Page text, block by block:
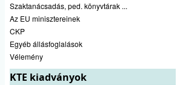
Szaktanácsadás, ped. könyvtárak ...
Az EU minisztereinek
CKP
Egyéb állásfoglalások
Vélemény
KTE kiadványok